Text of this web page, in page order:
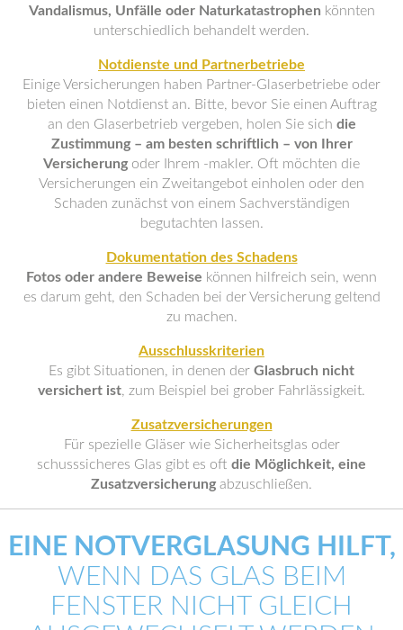
Vandalismus, Unfälle oder Naturkatastrophen könnten
unterschiedlich behandelt werden.
Notdienste und Partnerbetriebe
Einige Versicherungen haben Partner-Glaserbetriebe oder
bieten einen Notdienst an. Bitte, bevor Sie einen Auftrag
an den Glaserbetrieb vergeben, holen Sie sich die
Zustimmung – am besten schriftlich – von Ihrer
Versicherung oder Ihrem -makler. Oft möchten die
Versicherungen ein Zweitangebot einholen oder den
Schaden zunächst von einem Sachverständigen
begutachten lassen.
Dokumentation des Schadens
Fotos oder andere Beweise können hilfreich sein, wenn
es darum geht, den Schaden bei der Versicherung geltend
zu machen.
Ausschlusskriterien
Es gibt Situationen, in denen der Glasbruch nicht
versichert ist, zum Beispiel bei grober Fahrlässigkeit.
Zusatzversicherungen
Für spezielle Gläser wie Sicherheitsglas oder
schusssicheres Glas gibt es oft die Möglichkeit, eine
Zusatzversicherung abzuschließen.
EINE NOTVERGLASUNG HILFT,
WENN DAS GLAS BEIM
FENSTER NICHT GLEICH